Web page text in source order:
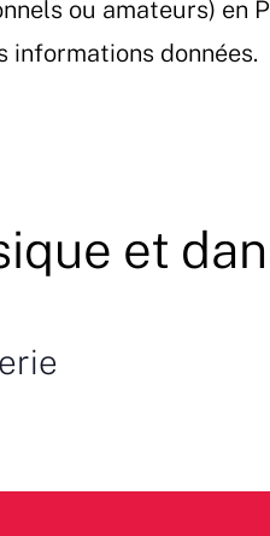
ou amateurs) en
informations données.
et